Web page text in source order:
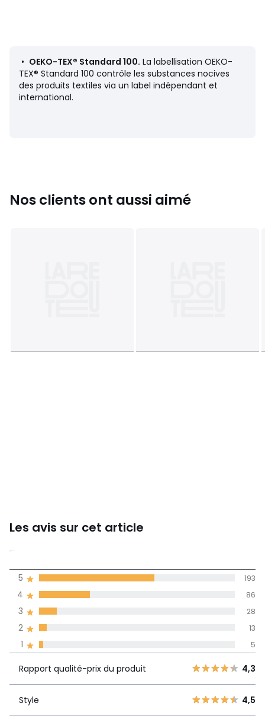
Dimensions
• Taille 40 x 40 cm, housse de coussin : fermeture à
rabat
• Taille 65 x 65 cm, housse d'oreiller : fermeture à rabat +
Chine
• OEKO-TEX® Standard 100. La labellisation OEKO-
TEX® Standard 100 contrôle les substances nocives
des produits textiles via un label indépendant et
international.
Nos clients ont aussi aimé
Les avis sur cet article
4,4
4 86
Rapport
qualité-prix
4,3
1 5
2 13
3 28
4 86
5 193
Rapport qualité-prix du produit 4,3
Style 4,5